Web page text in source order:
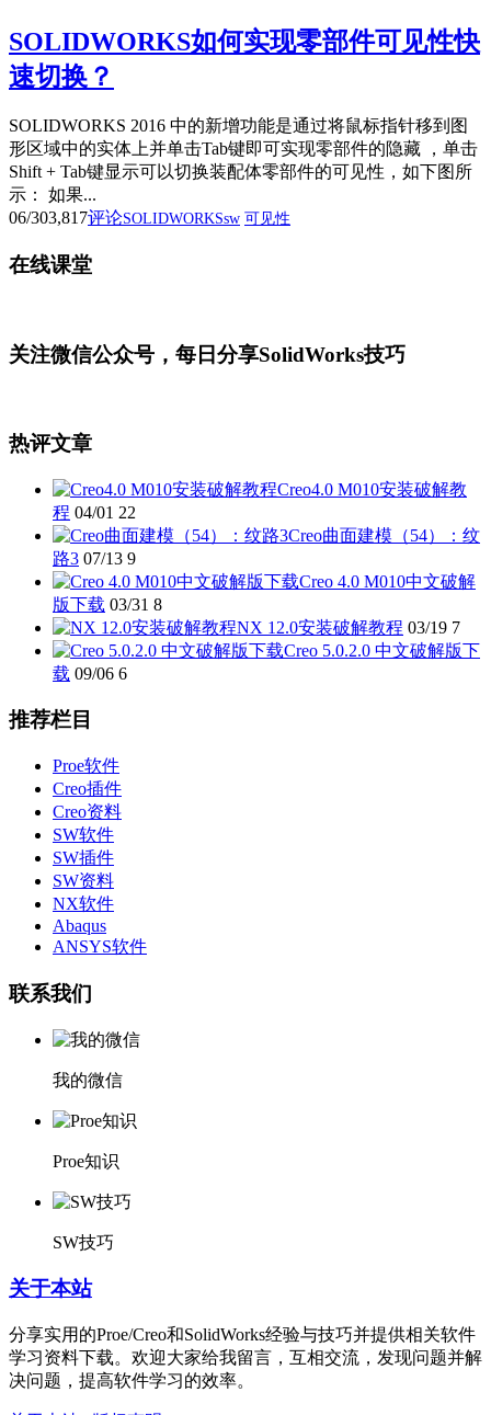
SOLIDWORKS如何实现零部件可见性快
速切换？
SOLIDWORKS 2016 中的新增功能是通过将鼠标指针移到图
形区域中的实体上并单击Tab键即可实现零部件的隐藏 ，单击
Shift + Tab键显示可以切换装配体零部件的可见性，如下图所
示： 如果...
06/303,817评论SOLIDWORKSsw 可见性
在线课堂
关注微信公众号，每日分享SolidWorks技巧
热评文章
Creo4.0 M010安装破解教
程 04/01 22
Creo曲面建模（54）：纹
路3 07/13 9
Creo 4.0 M010中文破解
版下载 03/31 8
NX 12.0安装破解教程 03/19 7
Creo 5.0.2.0 中文破解版下
载 09/06 6
推荐栏目
Proe软件
Creo插件
Creo资料
SW软件
SW插件
SW资料
NX软件
Abaqus
ANSYS软件
联系我们
我的微信
Proe知识
SW技巧
关于本站
分享实用的Proe/Creo和SolidWorks经验与技巧并提供相关软件
学习资料下载。欢迎大家给我留言，互相交流，发现问题并解
决问题，提高软件学习的效率。